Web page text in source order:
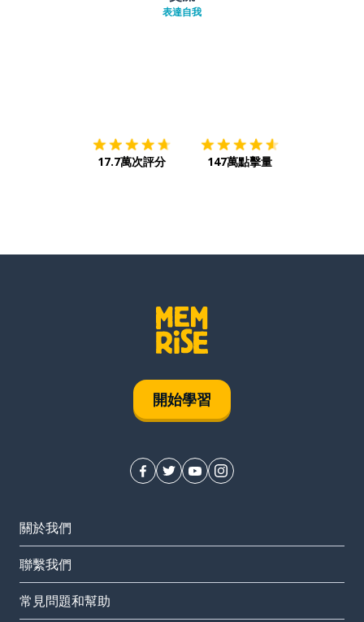
表達自我
17.7萬次評分 147萬點擊量
開始學習
關於我們
聯繫我們
常見問題和幫助